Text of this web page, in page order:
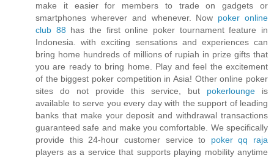
make it easier for members to trade on gadgets or
smartphones wherever and whenever. Now poker online
club 88 has the first online poker tournament feature in
Indonesia. with exciting sensations and experiences can
bring home hundreds of millions of rupiah in prize gifts that
you are ready to bring home. Play and feel the excitement
of the biggest poker competition in Asia! Other online poker
sites do not provide this service, but pokerlounge is
available to serve you every day with the support of leading
banks that make your deposit and withdrawal transactions
guaranteed safe and make you comfortable. We specifically
provide this 24-hour customer service to poker qq raja
players as a service that supports playing mobility anytime